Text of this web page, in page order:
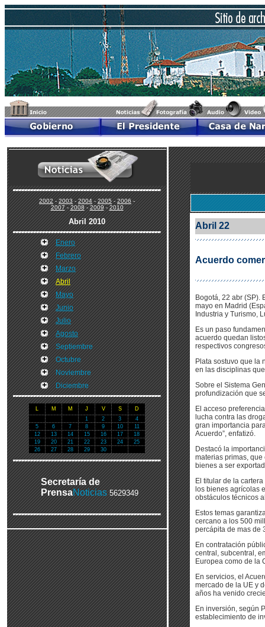
2002-2003-2004-2005-2006-
2007-2008-2009-2010
Abril 2010
Enero
Febrero
Marzo
Abril
Mayo
Junio
Julio
Agosto
Septiembre
Octubre
Noviembre
Diciembre
L M M J V S
D
1
2 3
4
5
6 7 8 9 10
11
12
13 14 15 16 17
18
19
20 21 22 23 24
25
26
27 28 29 30
Secretaría de
PrensaNoticias 5629349
Abril 22
Acuerdo
Bogotá, 22 abr (SP).
mayo en Madrid
Industria y Turismo,
Es un paso
acuerdo quedan
respectivos
Plata sostuvo que la
en las disciplinas
Sobre el Sistema
profundización que
El acceso
lucha contra las
gran importancia
Acuerdo”, enfatizó.
Destacó la
materias primas,
bienes a ser
El titular de la
los bienes agrícolas
obstáculos técnicos
Estos temas
cercano a los 500
percápita de mas de
En contratación
central, subcentral,
Europea como de la
En servicios, el
mercado de la UE y
años ha venido
En inversión, según
establecimiento de